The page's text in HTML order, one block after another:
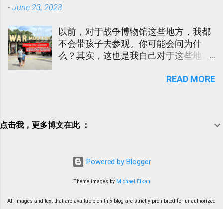
们从没逗留过。Papa Ee 听同事说这个
有好多家的海鲜餐厅。Papa Ee 是个喜
欢乡村生活的男人。 所以，二话不说直
接载我们母子俩上前观光。
- June 23, 2023
以前，对于战争博物馆这些地方，我都
不会带孩子去参观。你可能会问为什
么？其实，这也是我自己对于这些地方
老妈就有告诉我，日军占领我们国家
READ MORE
点击我，更多博文在此 ：
Powered by Blogger
Theme images by Michael Elkan
All images and text that are available on this blog are strictly prohibited for unauthorized